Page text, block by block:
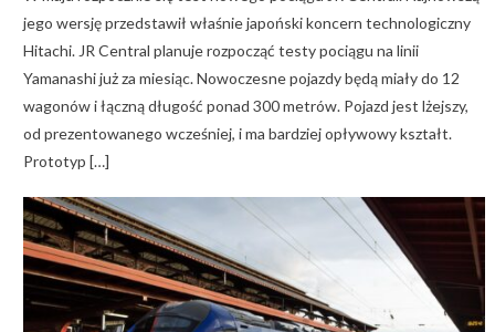
jego wersję przedstawił właśnie japoński koncern technologiczny
Hitachi. JR Central planuje rozpocząć testy pociągu na linii
Yamanashi już za miesiąc. Nowoczesne pojazdy będą miały do 12
wagonów i łączną długość ponad 300 metrów. Pojazd jest lżejszy,
od prezentowanego wcześniej, i ma bardziej opływowy kształt.
Prototyp […]